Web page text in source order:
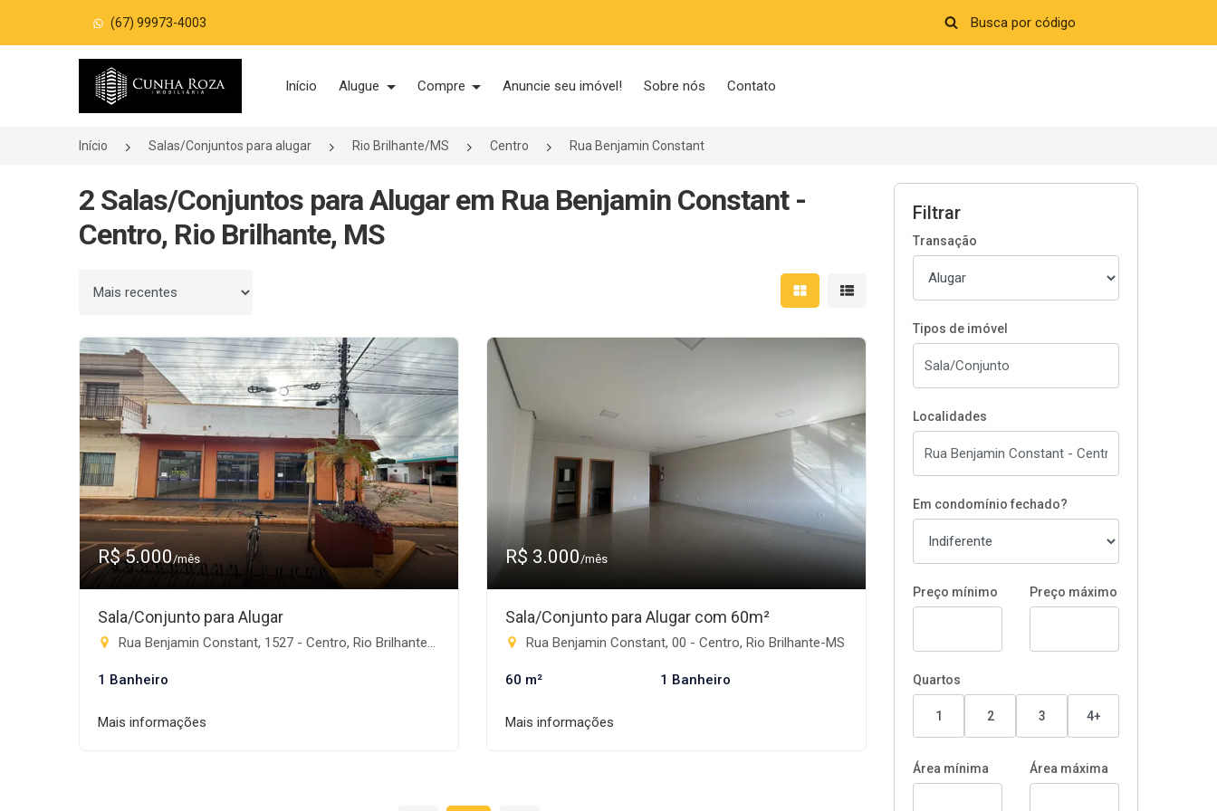
(67) 99973-4003
Página inicial
Início Alugue Compre Anuncie seu imóvel! Sobre nós Contato
Início Salas/Conjuntos para alugar Rio Brilhante/MS Centro Rua Benjamin Constant
2 Salas/Conjuntos para Alugar em Rua Benjamin Constant -
Centro, Rio Brilhante, MS
Ordenar por Mostrar resultados em grade
Mostrar resultados em lista
R$ 5.000/mês
Sala/Conjunto para Alugar
Rua Benjamin Constant, 1527 - Centro, Rio Brilhante-MS
1 Banheiro
Mais informações
R$ 3.000/mês
Sala/Conjunto para Alugar com 60m²
Rua Benjamin Constant, 00 - Centro, Rio Brilhante-MS
60 m² 1 Banheiro
Mais informações
Filtrar
Transação
Tipos de imóvel
Localidades
Em condomínio fechado?
Preço mínimo Preço máximo
Quartos
1 2 3 4+
Área mínima Área máxima